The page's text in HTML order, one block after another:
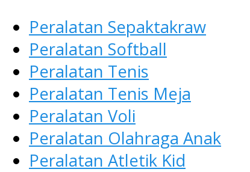
Peralatan Sepaktakraw
Peralatan Softball
Peralatan Tenis
Peralatan Tenis Meja
Peralatan Voli
Peralatan Olahraga Anak
Peralatan Atletik Kid